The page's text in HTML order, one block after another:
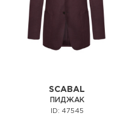
SCABAL
ПИДЖАК
ID: 47545